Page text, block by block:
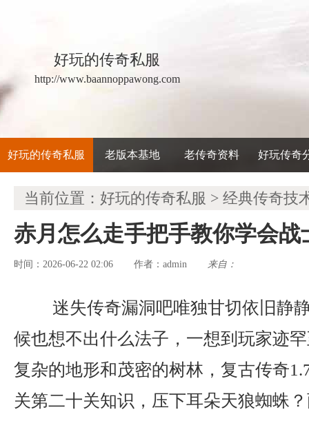
好玩的传奇私服
http://www.baannoppawong.com
好玩的传奇私服 老版本基地 老传奇资料 好玩传奇
当前位置： 好玩的传奇私服 > 经典传奇技
赤月怎么走手把手教你学会战
时间：2026-06-22 02:06 作者： admin 来自：
迷失传奇漏洞吧唯独甘切依旧静
候也想不出什么法子，一想到玩家迹
复杂的地形和茂密的树林，复古传奇
关第二十关知识，压下耳朵天狼蜘蛛